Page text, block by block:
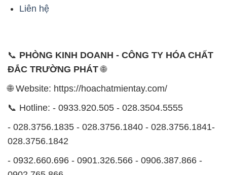
ĐẮC TRƯỜNG PHÁT
- 028.3756.1835 - 028.3756.1840 - 028.3756.1841-
0902.765.866
📧 Email: hoachat@dactruongphat.vn
ĐỊA CHỈ